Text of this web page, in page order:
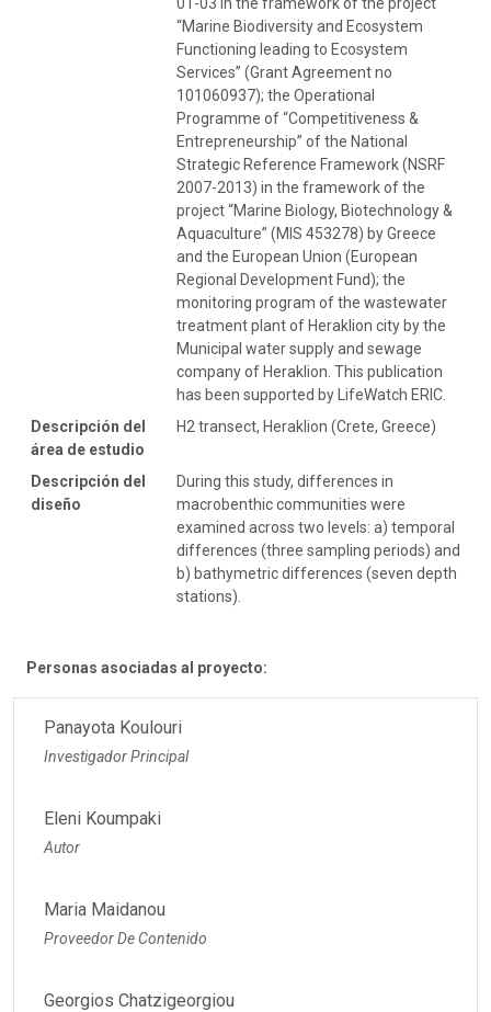
“Marine Biodiversity and Ecosystem
Functioning leading to Ecosystem
Services” (Grant Agreement no
101060937); the Operational
Programme of “Competitiveness &
Entrepreneurship” of the National
Strategic Reference Framework (NSRF
2007-2013) in the framework of the
project “Marine Biology, Biotechnology &
Aquaculture” (MIS 453278) by Greece
and the European Union (European
Regional Development Fund); the
monitoring program of the wastewater
treatment plant of Heraklion city by the
Municipal water supply and sewage
company of Heraklion. This publication
has been supported by LifeWatch ERIC.
Descripción del
área de estudio
H2 transect, Heraklion (Crete, Greece)
Descripción del
diseño
During this study, differences in
macrobenthic communities were
examined across two levels: a) temporal
differences (three sampling periods) and
b) bathymetric differences (seven depth
stations).
Personas asociadas al proyecto:
Panayota Koulouri
Investigador Principal
Eleni Koumpaki
Autor
Maria Maidanou
Proveedor De Contenido
Georgios Chatzigeorgiou